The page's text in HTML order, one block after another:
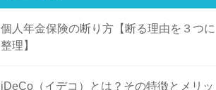
個人年金保険の断り方【断る理由を３つに
整理】
iDeCo（イデコ）とは？その特徴とメリッ